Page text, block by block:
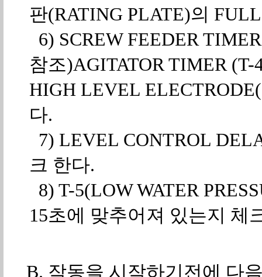
판(RATING PLATE)의
6) SCREW FEEDER
참조)AGITATOR TIMER
HIGH LEVEL
다.
7) LEVEL CONTROL
크 한다.
8) T-5(LOW WATER
15초에 맞추어져 있는지 체
B. 작동을 시작하기전에 다